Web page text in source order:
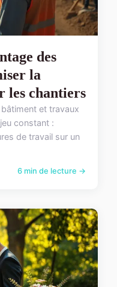
des
la
les chantiers
et travaux
constant :
de travail sur un
6 min de lecture →